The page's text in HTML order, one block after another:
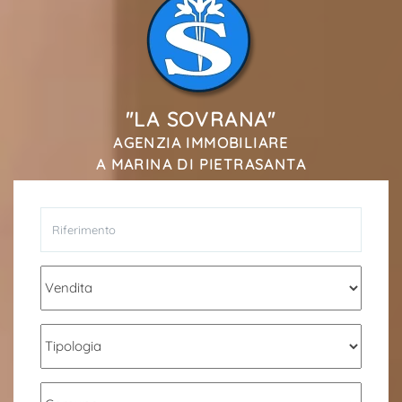
"LA SOVRANA"
AGENZIA IMMOBILIARE
A MARINA DI PIETRASANTA
Ricevi immobili simili a questo da Agenzia Immobiliare
La Sovrana.
*Controllo Antispam: qual è il numero fra 8 e 10?
INVIA